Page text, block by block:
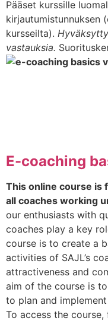
Pääset kurssille
kirjautumistunnuksen
kursseilta).
vastauksia.
E-coaching
This online course is
all coaches working
our enthusiasts with
coaches play a key
course is to create a
activities of SAJL’s
attractiveness and
aim of the course is
to plan and
To access the